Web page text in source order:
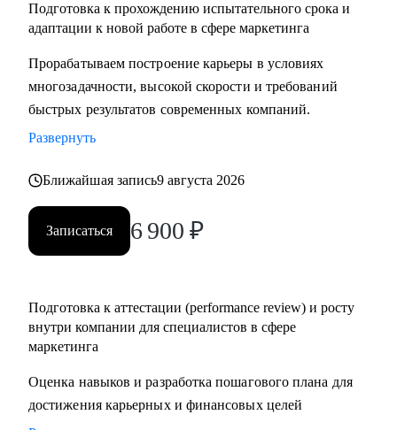
Подготовка к прохождению испытательного срока и
адаптации к новой работе в сфере маркетинга
Прорабатываем построение карьеры в условиях
многозадачности, высокой скорости и требований
быстрых результатов современных компаний.
Развернуть
Ближайшая запись9 августа 2026
Записаться 6 900 ₽
Подготовка к аттестации (performance review) и росту
внутри компании для специалистов в сфере
маркетинга
Оценка навыков и разработка пошагового плана для
достижения карьерных и финансовых целей